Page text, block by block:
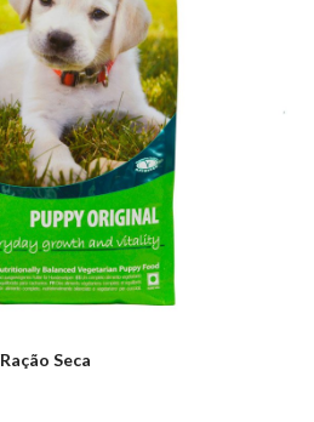
Ração Seca